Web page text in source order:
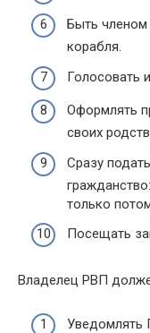
Быть членом
корабля.
Голосовать
Оформлять
своих
Сразу
только
Посещать
Владелец РВП
Уведомлять